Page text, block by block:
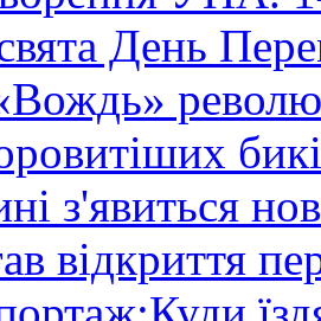
свята День
з'явиться
відкриття